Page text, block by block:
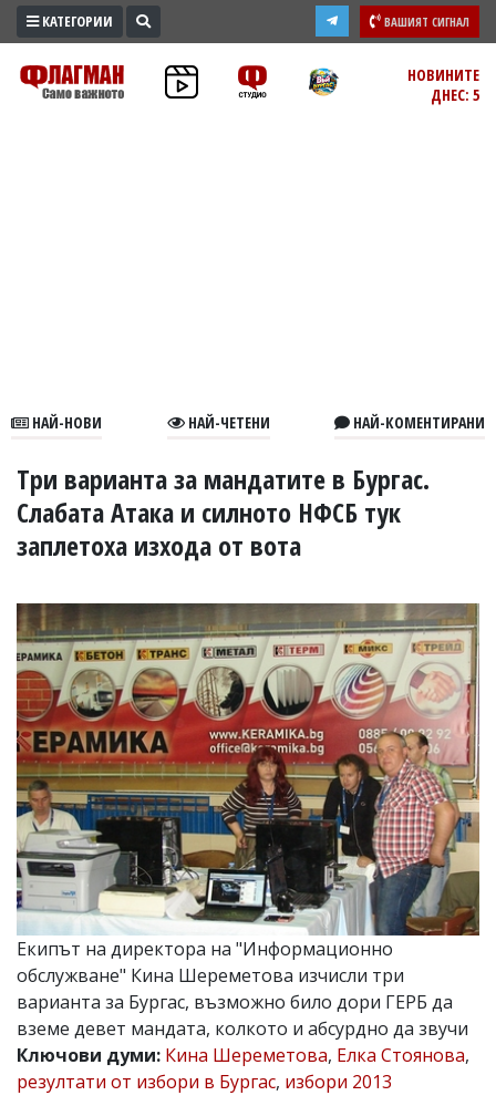
ПРОМО
ЗОНА
В
УКРАЙНА
СПОРТ
БИЗНЕС
ЮГ
Управители:
Веселин
Василев,
email:
v.vasilev@flagman.bg
Катя
Касабова,
еmail:k.kassabova@flagman.bg
Главен
редактор:
Иван
Колев,
email:
office@flagman.bg
Коментарите
под
статиите
се
въвеждат
КАТЕГОРИИ ВАШИЯТ СИГНАЛ
НОВИНИТЕ
ДНЕС: 5
НАЙ-НОВИ НАЙ-ЧЕТЕНИ НАЙ-КОМЕНТИРАНИ
Три варианта за мандатите в Бургас.
Слабата Атака и силното НФСБ тук
заплетоха изхода от вота
Екипът на директора на "Информационно
обслужване" Кина Шереметова изчисли три
варианта за Бургас, възможно било дори ГЕРБ да
вземе девет мандата, колкото и абсурдно да звучи
Ключови думи: Кина Шереметова, Елка Стоянова,
резултати от избори в Бургас, избори 2013